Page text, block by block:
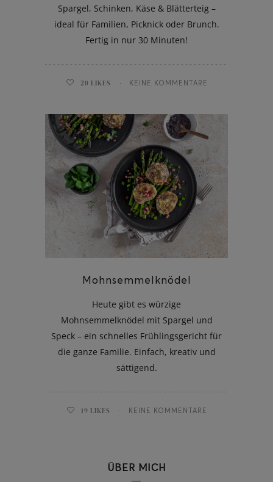
Spargel, Schinken, Käse & Blätterteig –
ideal für Familien, Picknick oder Brunch.
Fertig in nur 30 Minuten!
20 LIKES KEINE KOMMENTARE
Mohnsemmelknödel
Heute gibt es würzige
Mohnsemmelknödel mit Spargel und
Speck – ein schnelles Frühlingsgericht für
die ganze Familie. Einfach, kreativ und
sättigend.
19 LIKES KEINE KOMMENTARE
ÜBER MICH